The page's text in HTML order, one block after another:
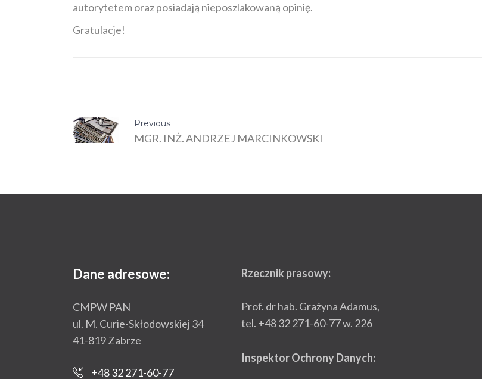
autorytetem oraz posiadają nieposzlakowaną opinię.
Gratulacje!
Previous
MGR. INŻ. ANDRZEJ MARCINKOWSKI
Dane adresowe:
CMPW PAN
ul. M. Curie-Skłodowskiej 34
41-819 Zabrze
+48 32 271-60-77
Rzecznik prasowy:
Prof. dr hab. Grażyna Adamus,
tel. +48 32 271-60-77 w. 226
Inspektor Ochrony Danych: